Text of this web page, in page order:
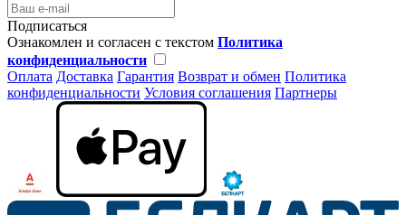
Подписаться
Ознакомлен и согласен с текстом Политика
конфиденциальности
Оплата Доставка Гарантия Возврат и обмен Политика
конфиденциальности Условия соглашения Партнеры